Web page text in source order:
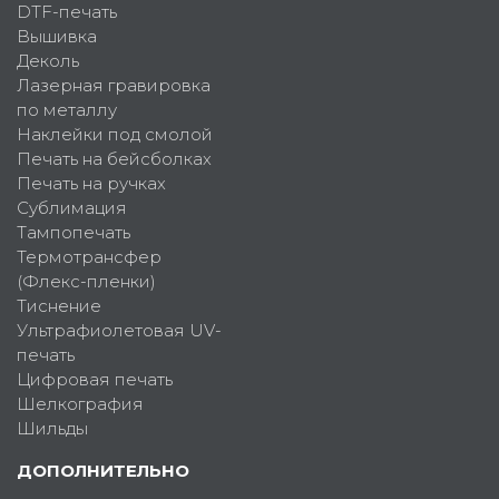
DTF-печать
Вышивка
Деколь
Лазерная гравировка
по металлу
Наклейки под смолой
Печать на бейсболках
Печать на ручках
Сублимация
Тампопечать
Термотрансфер
(Флекс-пленки)
Тиснение
Ультрафиолетовая UV-
печать
Цифровая печать
Шелкография
Шильды
ДОПОЛНИТЕЛЬНО